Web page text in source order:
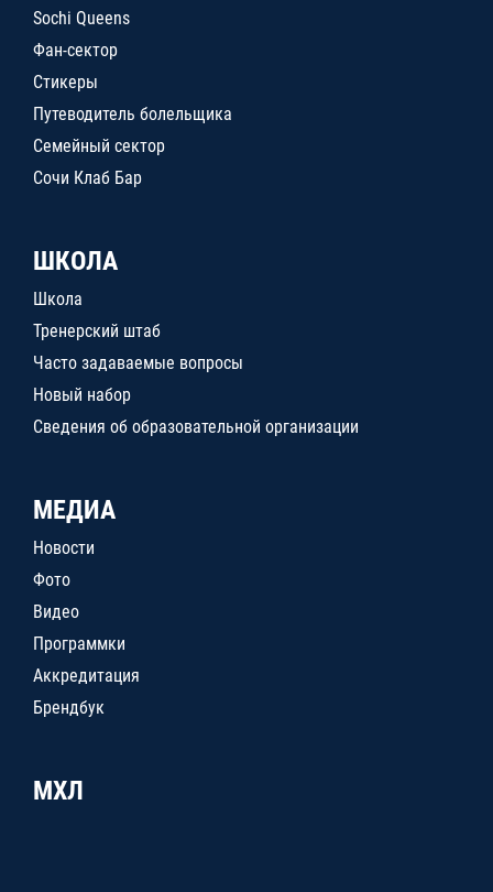
Sochi Queens
Фан-сектор
Стикеры
Путеводитель болельщика
Семейный сектор
Сочи Клаб Бар
ШКОЛА
Школа
Тренерский штаб
Часто задаваемые вопросы
Новый набор
Сведения об образовательной организации
МЕДИА
Новости
Фото
Видео
Программки
Аккредитация
Брендбук
МХЛ